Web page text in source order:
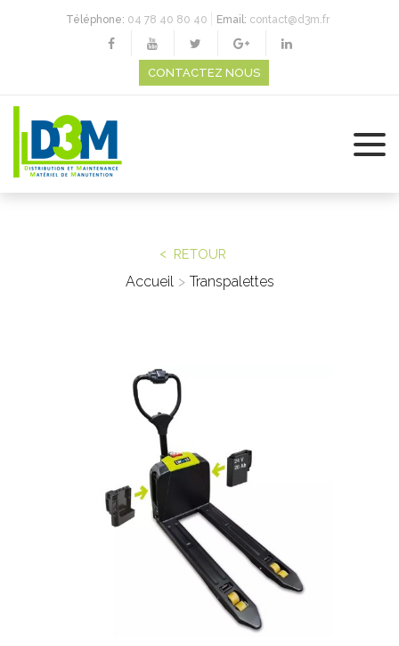
Téléphone: 04 78 40 80 40 Email: contact@d3m.fr
CONTACTEZ NOUS
RETOUR
Accueil Transpalettes